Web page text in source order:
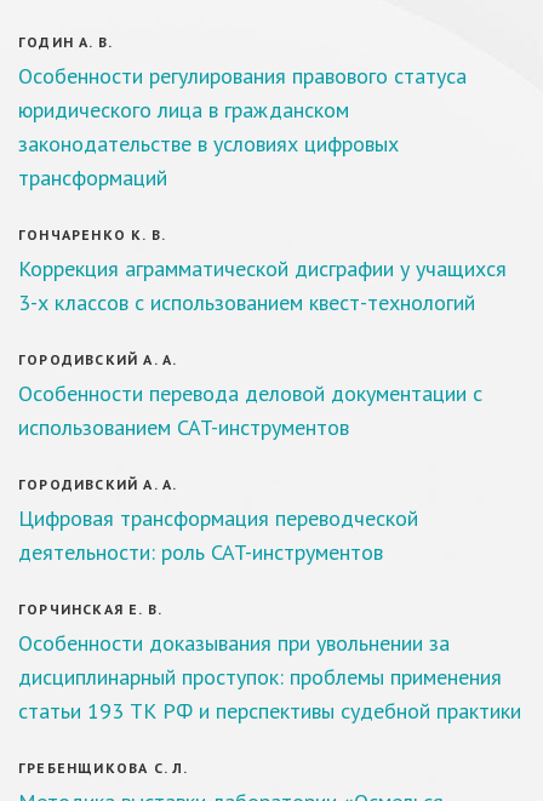
ГОДИН А. В.
Особенности регулирования правового статуса
юридического лица в гражданском
законодательстве в условиях цифровых
трансформаций
ГОНЧАРЕНКО К. В.
Коррекция аграмматической дисграфии у учащихся
3-х классов с использованием квест-технологий
ГОРОДИВСКИЙ А. А.
Особенности перевода деловой документации с
использованием CAT-инструментов
ГОРОДИВСКИЙ А. А.
Цифровая трансформация переводческой
деятельности: роль CAT-инструментов
ГОРЧИНСКАЯ Е. В.
Особенности доказывания при увольнении за
дисциплинарный проступок: проблемы применения
статьи 193 ТК РФ и перспективы судебной практики
ГРЕБЕНЩИКОВА С. Л.